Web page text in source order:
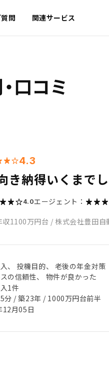
問 関連サービス
口コミ
4.3
き納得いくまで
4.0エージェント：
収1100万円台 / 株式会社豊田自
、 投機目的、 老後の年金対策
の信頼性、 物件が良かった
1件
分 / 築23年 / 1000万円台前半
12月05日